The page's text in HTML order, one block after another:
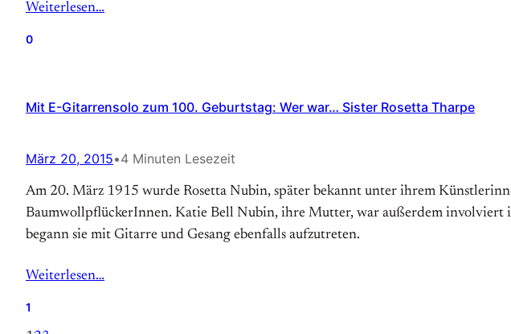
Weiterlesen…
0
Mit E-Gitarrensolo zum 100. Geburtstag: Wer war… Sister Rosetta Tharpe
März 20, 2015•4 Minuten Lesezeit
Am 20. März 1915 wurde Rosetta Nubin, später bekannt unter ihrem
BaumwollpflückerInnen. Katie Bell Nubin, ihre Mutter, war außerdem
begann sie mit Gitarre und Gesang ebenfalls aufzutreten.
Weiterlesen…
1